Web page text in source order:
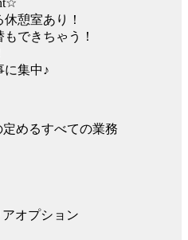
憩室あり！
できちゃう！
に集中♪
めるすべての業務